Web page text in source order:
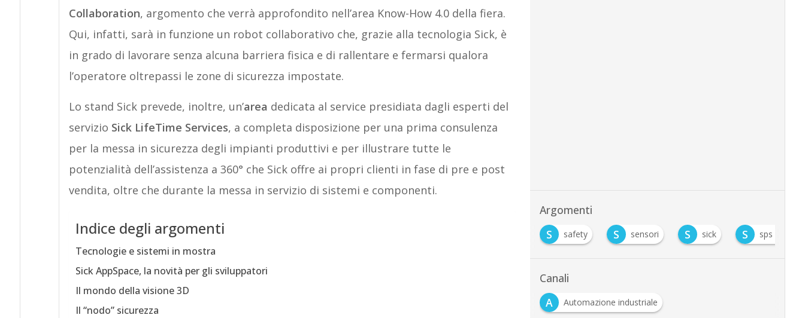
Collaboration, argomento che verrà approfondito nell’area Know-How 4.0 della fiera.
Qui, infatti, sarà in funzione un robot collaborativo che, grazie alla tecnologia Sick, è
in grado di lavorare senza alcuna barriera fisica e di rallentare e fermarsi qualora
l’operatore oltrepassi le zone di sicurezza impostate.
Lo stand Sick prevede, inoltre, un’area dedicata al service presidiata dagli esperti del
servizio Sick LifeTime Services, a completa disposizione per una prima consulenza
per la messa in sicurezza degli impianti produttivi e per illustrare tutte le
potenzialità dell’assistenza a 360° che Sick offre ai propri clienti in fase di pre e post
vendita, oltre che durante la messa in servizio di sistemi e componenti.
Indice degli argomenti
Tecnologie e sistemi in mostra
Sick AppSpace, la novità per gli sviluppatori
Il mondo della visione 3D
Il “nodo” sicurezza
Argomenti
S safety S sensori S sick S sps italia
Canali
A
Automazione industriale